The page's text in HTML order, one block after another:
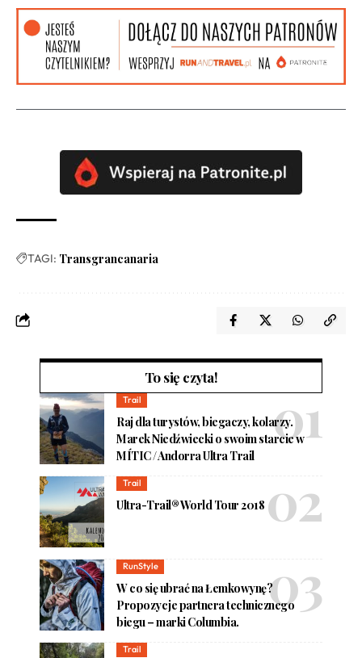
TAGI: Transgrancanaria
To się czyta!
Trail
Raj dla turystów, biegaczy, kolarzy.
Marek Niedźwiecki o swoim starcie w
MÍTIC / Andorra Ultra Trail
Trail
Ultra-Trail® World Tour 2018
RunStyle
W co się ubrać na Łemkowynę?
Propozycje partnera technicznego
biegu – marki Columbia.
Trail